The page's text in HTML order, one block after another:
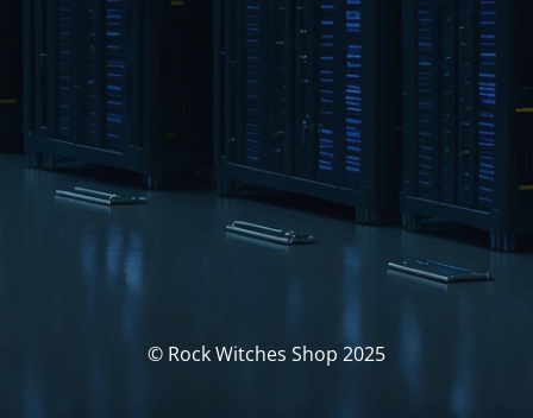
© Rock Witches Shop 2025